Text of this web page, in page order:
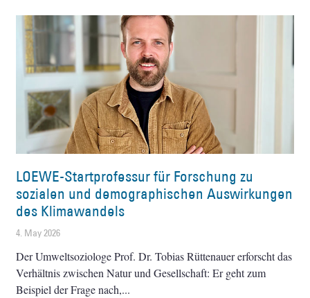
LOEWE-Startprofessur für Forschung zu
sozialen und demographischen Auswirkungen
des Klimawandels
4. May 2026
Der Umweltsoziologe Prof. Dr. Tobias Rüttenauer erforscht das
Verhältnis zwischen Natur und Gesellschaft: Er geht zum
Beispiel der Frage nach,